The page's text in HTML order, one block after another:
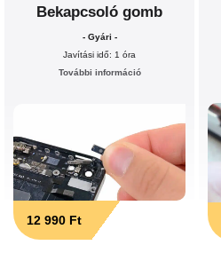
Bekapcsoló gomb
- Gyári -
Javítási idő: 1 óra
További információ
12 990 Ft